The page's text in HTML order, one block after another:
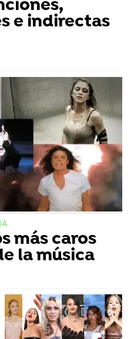
e indirectas
más caros
la música